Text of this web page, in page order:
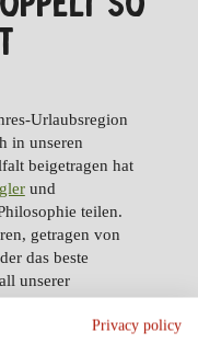
Urlaubsregion
in unseren
beigetragen hat
und
teilen.
getragen von
das beste
unserer
Privacy policy